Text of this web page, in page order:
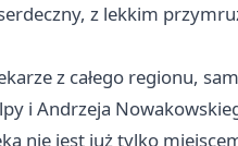
z lekkim
z całego regionu,
i Andrzeja
nie jest już tylko